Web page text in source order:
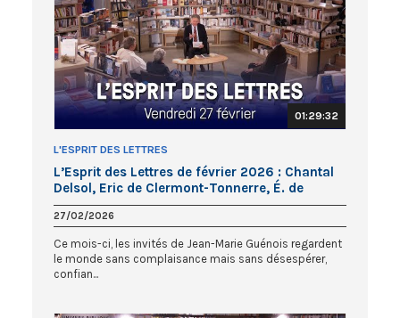
01:29:32
L'ESPRIT DES LETTRES
L’Esprit des Lettres de février 2026 : Chantal
Delsol, Eric de Clermont-Tonnerre, É. de
Montéty
27/02/2026
Ce mois-ci, les invités de Jean-Marie Guénois regardent
le monde sans complaisance mais sans désespérer,
confian...